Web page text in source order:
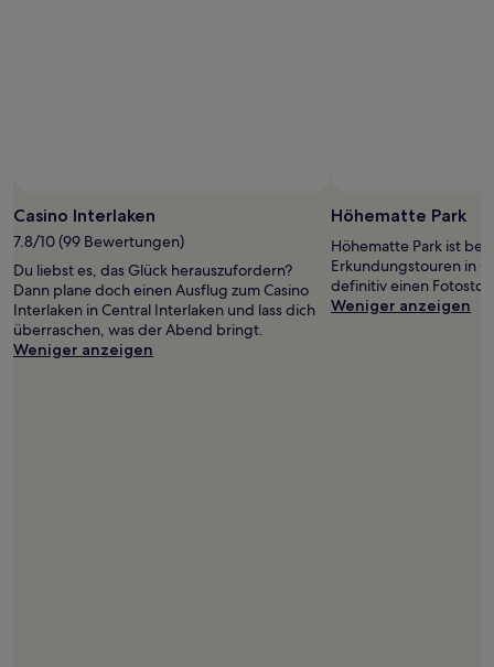
Casino Interlaken
7.8/10 (99 Bewertungen)
Du liebst es, das Glück herauszufordern?
Dann plane doch einen Ausflug zum Casino
Interlaken in Central Interlaken und lass dich
überraschen, was der Abend bringt.
Weniger anzeigen
Höhematte Park
Höhematte Park ist bei
Erkundungstouren in
definitiv einen
Weniger anzeigen